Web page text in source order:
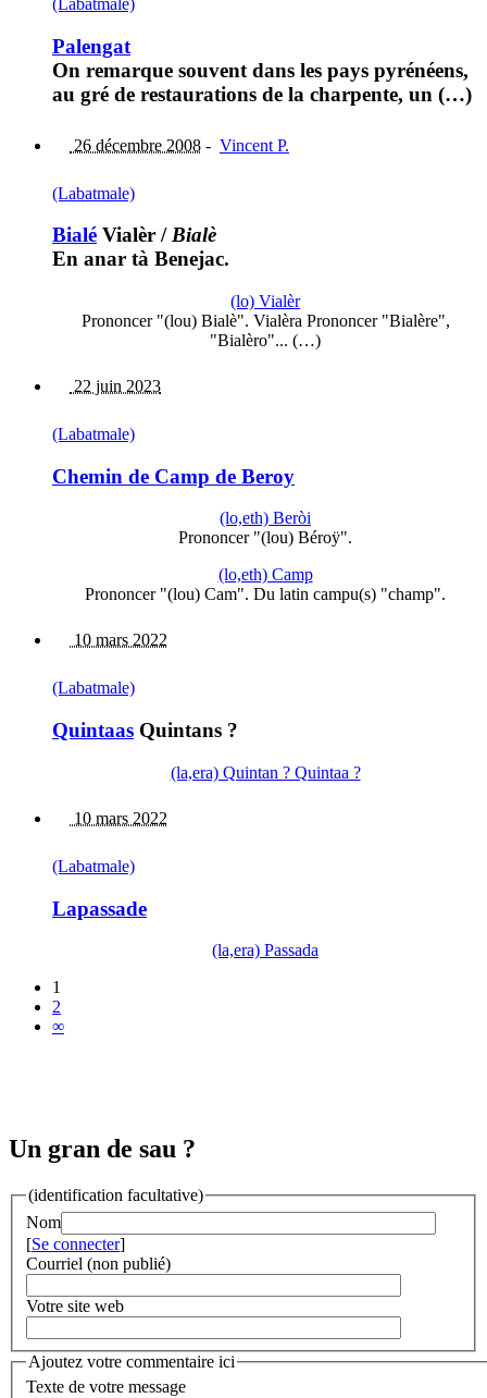
(Labatmale)
Palengat
On remarque souvent dans les pays pyrénéens,
au gré de restaurations de la charpente, un (…)
26 décembre 2008 - Vincent P.
(Labatmale)
Bialé Vialèr /Bialè
En anar tà Benejac.
(lo) Vialèr
Prononcer "(lou) Bialè". Vialèra Prononcer "Bialère",
"Bialèro"... (…)
22 juin 2023
(Labatmale)
Chemin de Camp de Beroy
(lo,eth) Beròi
Prononcer "(lou) Béroÿ".
(lo,eth) Camp
Prononcer "(lou) Cam". Du latin campu(s) "champ".
10 mars 2022
(Labatmale)
Quintaas Quintans ?
(la,era) Quintan ? Quintaa ?
10 mars 2022
(Labatmale)
Lapassade
(la,era) Passada
1
2
∞
Un gran de sau ?
(identification facultative)
Nom
[Se connecter]
Courriel (non publié)
Votre site web
Ajoutez votre commentaire ici
Texte de votre message